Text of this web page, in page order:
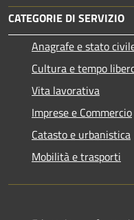
CATEGORIE DI SERVIZIO
Anagrafe e stato
Cultura e tempo
Vita lavorativa
Imprese e Commercio
Catasto e urbanistica
Mobilità e trasporti